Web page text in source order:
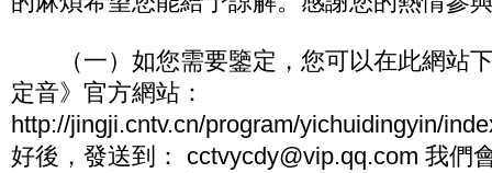
（一）如您需要鑒定，您可以在此網站
定音》官方網站：
http://jingji.cntv.cn/program/yichuidingyin/
好後，發送到： cctvycdy@vip.qq.com 我們